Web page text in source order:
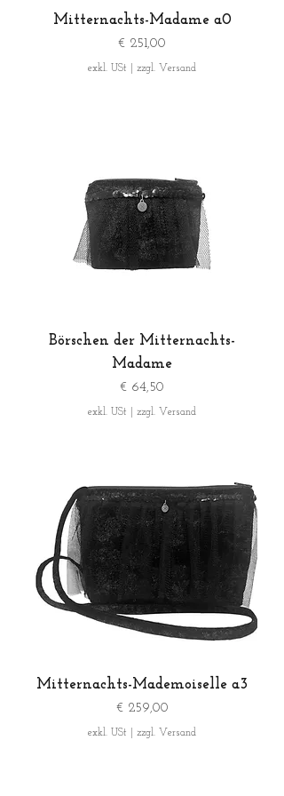
Mitternachts-Madame a0
Preis
€ 251,00
exkl. USt zzgl. Versand
Börschen der Mitternachts-
Madame
Preis
€ 64,50
exkl. USt zzgl. Versand
Mitternachts-Mademoiselle a3
Preis
€ 259,00
exkl. USt zzgl. Versand